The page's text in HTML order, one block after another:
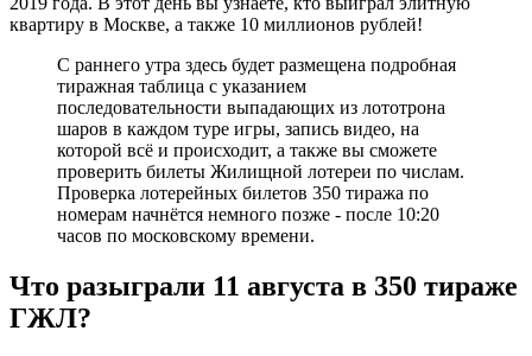
квартиру в Москве, а также 10 миллионов рублей!
С раннего утра здесь будет размещена подробная
тиражная таблица с указанием
последовательности выпадающих из лототрона
шаров в каждом туре игры, запись видео, на
которой всё и происходит, а также вы сможете
проверить билеты Жилищной лотереи по числам.
Проверка лотерейных билетов 350 тиража по
номерам начнётся немного позже - после 10:20
часов по московскому времени.
Что разыграли 11 августа в 350 тираже
ГЖЛ?